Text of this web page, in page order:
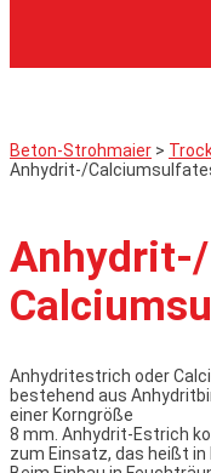
Beton-Strohmaier >
Anhydrit-/
Anhydrit-/
Anhydritestrich oder
bestehend aus
einer Korngröße
8 mm. Anhydrit-Estrich
zum Einsatz, das heißt in